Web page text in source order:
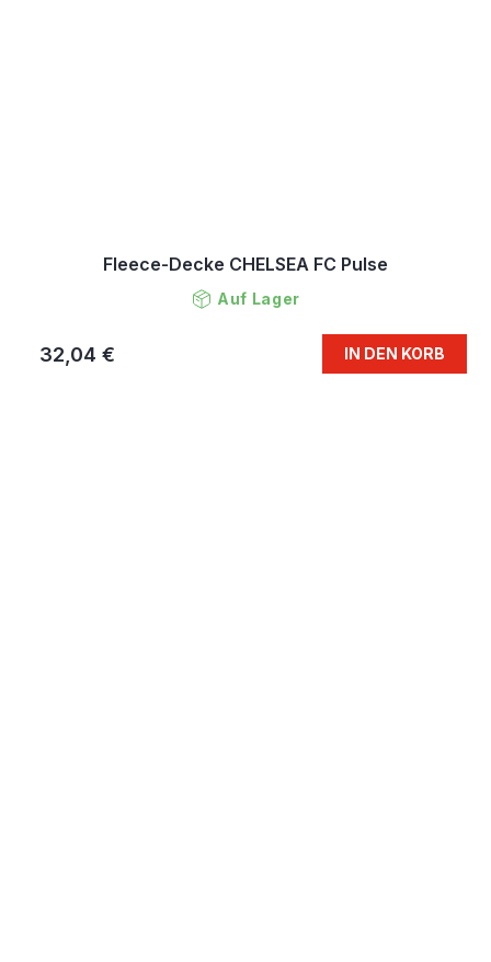
Fleece-Decke CHELSEA FC Pulse
Auf Lager
32,04 € IN DEN KORB